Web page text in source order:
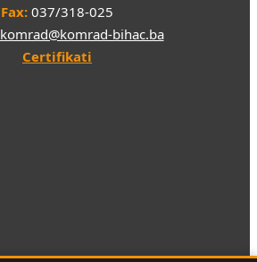
Fax: 037/318-025
komrad@komrad-bihac.ba
Certifikati